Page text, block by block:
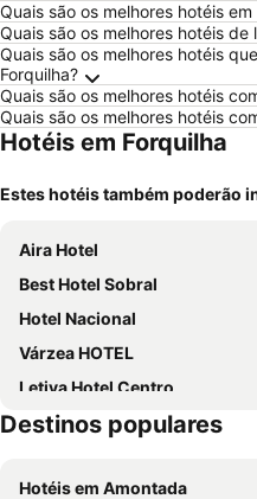
Quais são os melhores hotéis em
Quais são os melhores hotéis de
Quais são os melhores hotéis
Forquilha?
Quais são os melhores hotéis
Quais são os melhores hotéis
Hotéis em Forquilha
Estes hotéis também poderão
Aira Hotel
Best Hotel Sobral
Hotel Nacional
Várzea HOTEL
Letiva Hotel Centro
Destinos populares
Hotéis em Amontada